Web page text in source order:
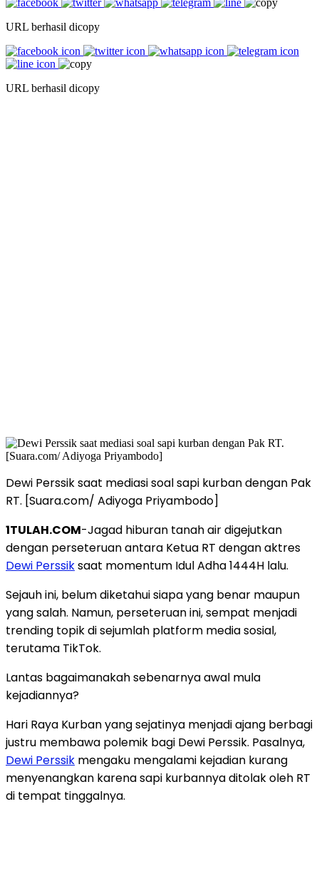
URL berhasil dicopy
URL berhasil dicopy
Dewi Perssik saat mediasi soal sapi kurban dengan Pak
RT. [Suara.com/ Adiyoga Priyambodo]
1TULAH.COM-Jagad hiburan tanah air digejutkan
dengan perseteruan antara Ketua RT dengan aktres
Dewi Perssiksaat momentum Idul Adha 1444H lalu.
Sejauh ini, belum diketahui siapa yang benar maupun
yang salah. Namun, perseteruan ini, sempat menjadi
trending topik di sejumlah platform media sosial,
terutama TikTok.
Lantas bagaimanakah sebenarnya awal mula
kejadiannya?
Hari Raya Kurban yang sejatinya menjadi ajang berbagi
justru membawa polemik bagi Dewi Perssik. Pasalnya,
Dewi Perssik mengaku mengalami kejadian kurang
menyenangkan karena sapi kurbannya ditolak oleh RT
di tempat tinggalnya.